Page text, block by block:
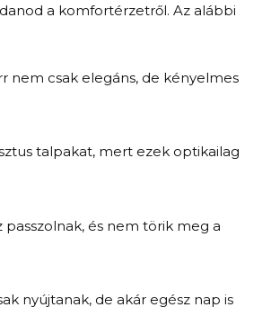
a komfortérzetről. Az alábbi
nem csak elegáns, de kényelmes
talpakat, mert ezek optikailag
és nem törik meg a
nyújtanak, de akár egész nap is